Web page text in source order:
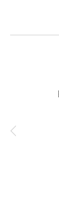
ist bunt